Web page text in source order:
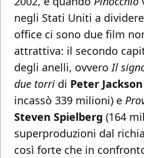
negli Stati Uniti a
office ci sono due film
attrattiva: il secondo
degli anelli, ovveroIl
due torri di Peter Jackson
incassò 339 milioni) e
Steven Spielberg (164
superproduzioni dal
così forte che in